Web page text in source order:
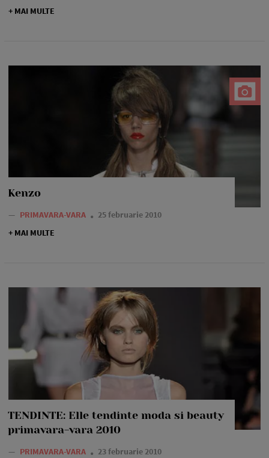
+ MAI MULTE
Kenzo
— PRIMAVARA-VARA
25 februarie 2010
+ MAI MULTE
TENDINTE: Elle tendinte moda si beauty
primavara-vara 2010
— PRIMAVARA-VARA 23 februarie 2010